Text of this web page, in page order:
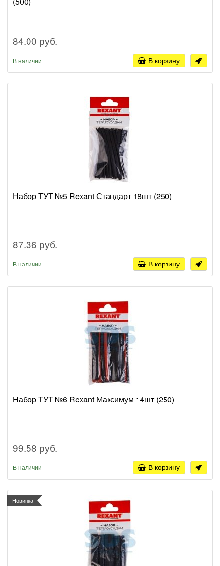
84.00 руб.
В наличии В корзину
Набор ТУТ №5 Rexant Стандарт 18шт (250)
87.36 руб.
В наличии В корзину
Набор ТУТ №6 Rexant Максимум 14шт (250)
99.58 руб.
В наличии В корзину
Новинка